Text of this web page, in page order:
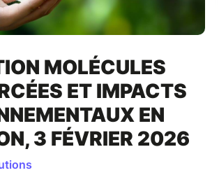
MOLÉCULES
ET IMPACTS
EN
3 FÉVRIER 2026